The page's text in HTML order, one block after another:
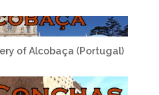
of Alcobaça (Portugal)